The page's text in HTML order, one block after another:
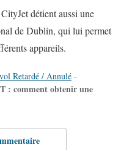
détient aussi une
de Dublin, qui lui permet
appareils.
Retardé / Annulé -
: comment obtenir une